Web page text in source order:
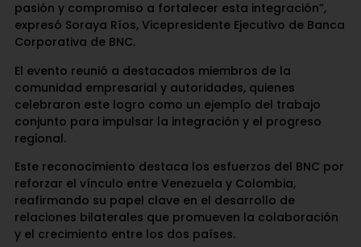
pasión y compromiso a fortalecer esta integración”,
expresó Soraya Ríos, Vicepresidente Ejecutivo de Banca
Corporativa de BNC.
El evento reunió a destacados miembros de la
comunidad empresarial y autoridades, quienes
celebraron este logro como un ejemplo del trabajo
conjunto para impulsar la integración y el progreso
regional.
Este reconocimiento destaca los esfuerzos del BNC por
reforzar el vínculo entre Venezuela y Colombia,
reafirmando su papel clave en el desarrollo de
relaciones bilaterales que promueven la colaboración
y el crecimiento entre los dos países.